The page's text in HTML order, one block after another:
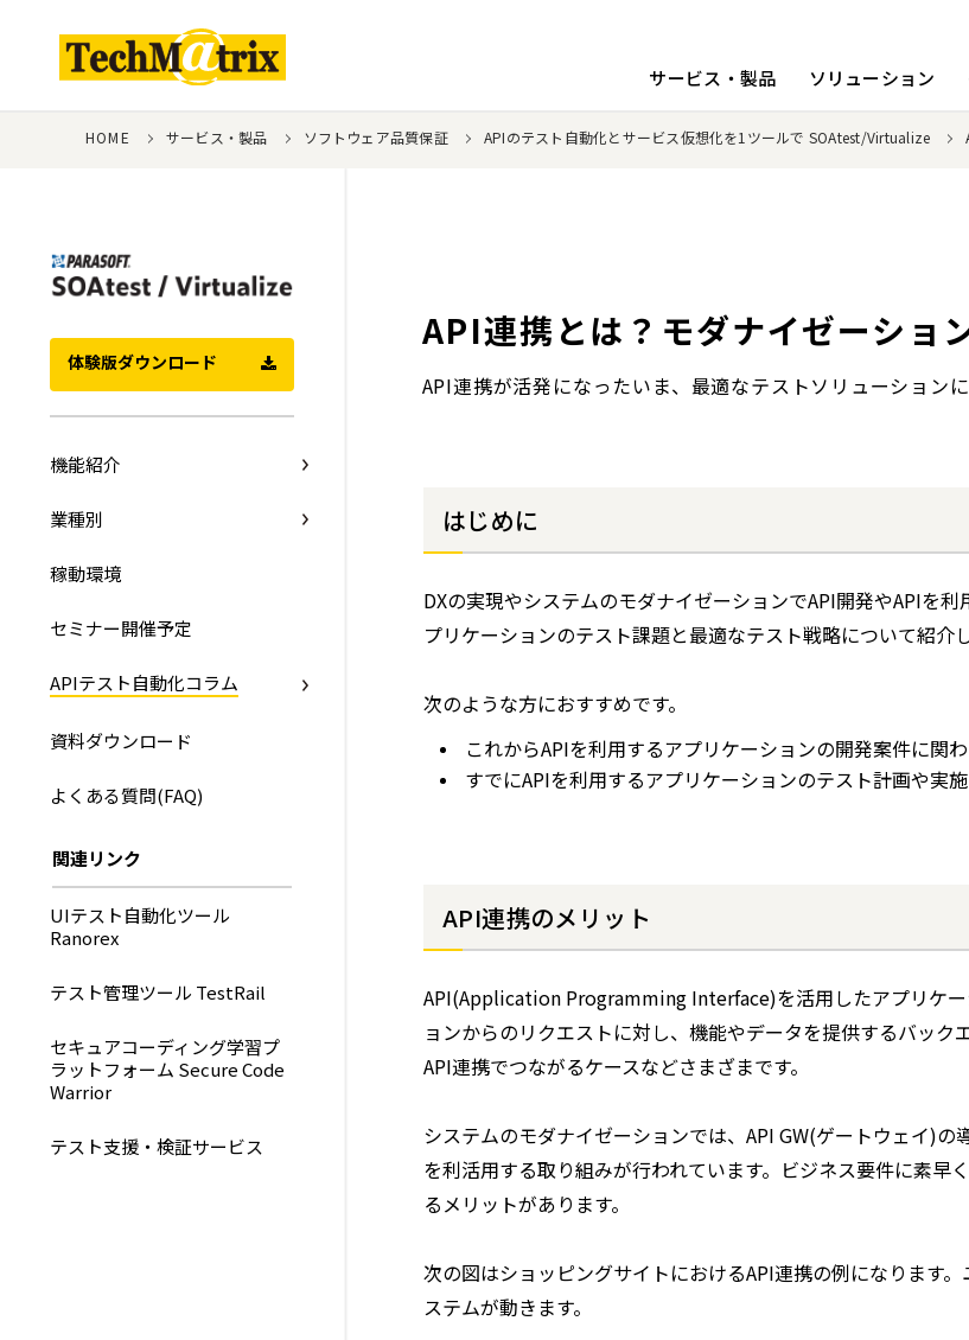
サービス・製品 ソリューション
HOME サービス・製品 ソフトウェア品質保証 APIのテスト自動化とサービス仮想化を1ツールで SOAtest/Virtualize
体験版ダウンロード
機能紹介
業種別
稼動環境
セミナー開催予定
APIテスト自動化コラム
資料ダウンロード
よくある質問(FAQ)
関連リンク
UIテスト自動化ツール
Ranorex
テスト管理ツール TestRail
セキュアコーディング学習プ
ラットフォーム Secure Code
Warrior
テスト支援・検証サービス
API連携とは？モダナイゼーショ
API連携が活発になったいま、最適なテストソリューション
はじめに
DXの実現やシステムのモダナイゼーションでAPI開発やAPIを
プリケーションのテスト課題と最適なテスト戦略について紹介し
次のような方におすすめです。
これからAPIを利用するアプリケーションの開発案件に関
すでにAPIを利用するアプリケーションのテスト計画や実
API連携のメリット
API(Application Programming Interface)を活用したアプリケ
ョンからのリクエストに対し、機能やデータを提供するバッ
API連携でつながるケースなどさまざまです。
システムのモダナイゼーションでは、API GW(ゲートウェイ)
を利活用する取り組みが行われています。ビジネス要件に素
るメリットがあります。
次の図はショッピングサイトにおけるAPI連携の例になります
ステムが動きます。